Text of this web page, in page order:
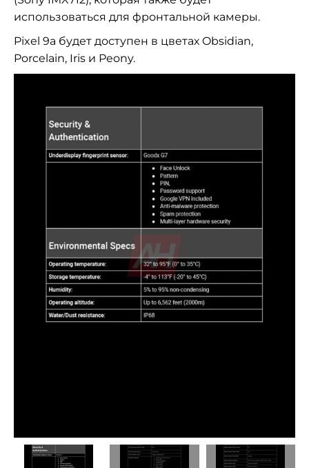
использоваться для фронтальной камеры.
Pixel 9a будет доступен в цветах Obsidian,
Porcelain, Iris и Peony.